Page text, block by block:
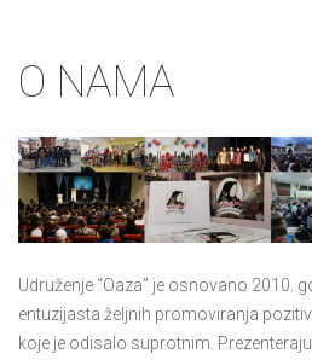
O NAMA
Udruženje “Oaza” je osnovano 2010.
entuzijasta željnih promoviranja
koje je odisalo suprotnim.